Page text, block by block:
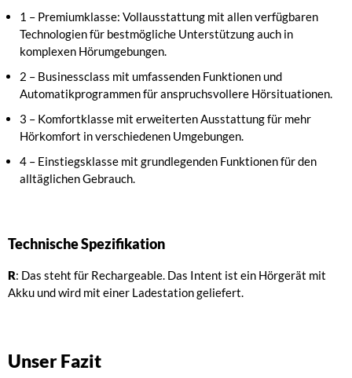
1 – Premiumklasse: Vollausstattung mit allen verfügbaren
Technologien für bestmögliche Unterstützung auch in
komplexen Hörumgebungen.
2 – Businessclass mit umfassenden Funktionen und
Automatikprogrammen für anspruchsvollere Hörsituationen.
3 – Komfortklasse mit erweiterten Ausstattung für mehr
Hörkomfort in verschiedenen Umgebungen.
4 – Einstiegs­klasse mit grundlegenden Funktionen für den
alltäglichen Gebrauch.
Technische Spezifikation
R: Das steht für Rechargeable. Das Intent ist ein Hörgerät mit
Akku und wird mit einer Ladestation geliefert.
Unser Fazit